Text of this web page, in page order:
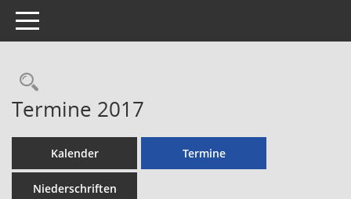
Toggle navigation
Rechercheauswahl
Termine 2017
Kalender Termine
Niederschriften